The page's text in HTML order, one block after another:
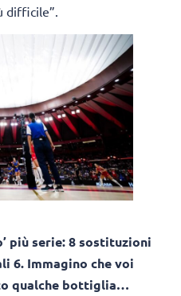
difficile”.
più serie: 8 sostituzioni
6. Immagino che voi
qualche bottiglia…